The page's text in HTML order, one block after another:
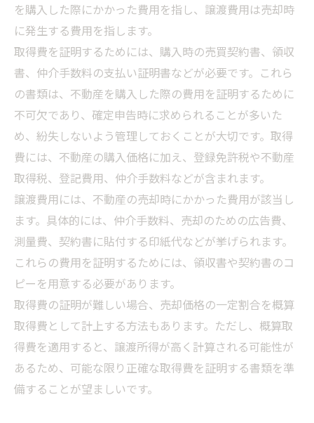
を購入した際にかかった費用を指し、譲渡費用は売却時
に発生する費用を指します。
取得費を証明するためには、購入時の売買契約書、領収
書、仲介手数料の支払い証明書などが必要です。これら
の書類は、不動産を購入した際の費用を証明するために
不可欠であり、確定申告時に求められることが多いた
め、紛失しないよう管理しておくことが大切です。取得
費には、不動産の購入価格に加え、登録免許税や不動産
取得税、登記費用、仲介手数料などが含まれます。
譲渡費用には、不動産の売却時にかかった費用が該当し
ます。具体的には、仲介手数料、売却のための広告費、
測量費、契約書に貼付する印紙代などが挙げられます。
これらの費用を証明するためには、領収書や契約書のコ
ピーを用意する必要があります。
取得費の証明が難しい場合、売却価格の一定割合を概算
取得費として計上する方法もあります。ただし、概算取
得費を適用すると、譲渡所得が高く計算される可能性が
あるため、可能な限り正確な取得費を証明する書類を準
備することが望ましいです。